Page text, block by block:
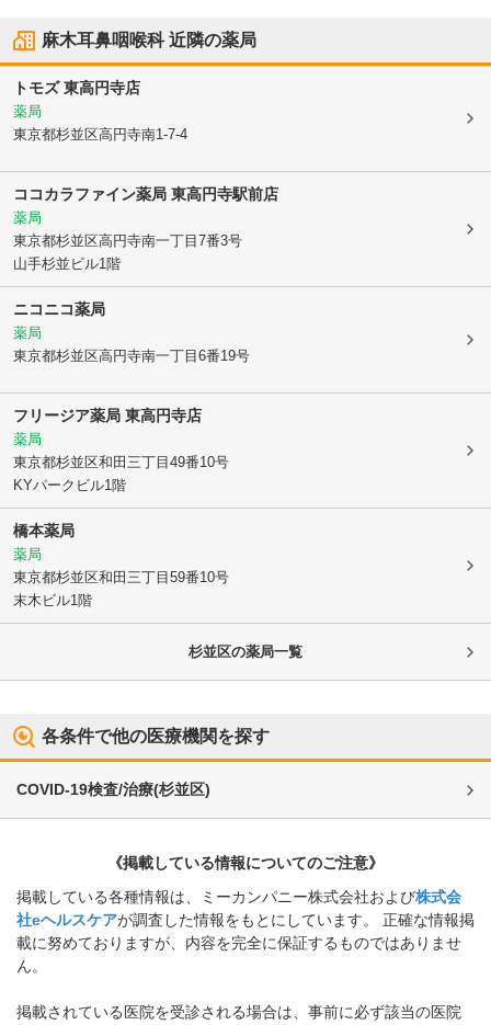
麻木耳鼻咽喉科近隣の薬局
トモズ 東高円寺店
薬局
東京都杉並区高円寺南1-7-4
ココカラファイン薬局 東高円寺駅前店
薬局
東京都杉並区高円寺南一丁目7番3号
山手杉並ビル1階
ニコニコ薬局
薬局
東京都杉並区高円寺南一丁目6番19号
フリージア薬局 東高円寺店
薬局
東京都杉並区和田三丁目49番10号
KYパークビル1階
橋本薬局
薬局
東京都杉並区和田三丁目59番10号
末木ビル1階
杉並区の薬局一覧
各条件で他の医療機関を探す
COVID-19検査/治療(杉並区)
《掲載している情報についてのご注意》
掲載している各種情報は、ミーカンパニー株式会社および株式会
社eヘルスケアが調査した情報をもとにしています。 正確な情報掲
載に努めておりますが、内容を完全に保証するものではありませ
ん。
掲載されている医院を受診される場合は、事前に必ず該当の医院